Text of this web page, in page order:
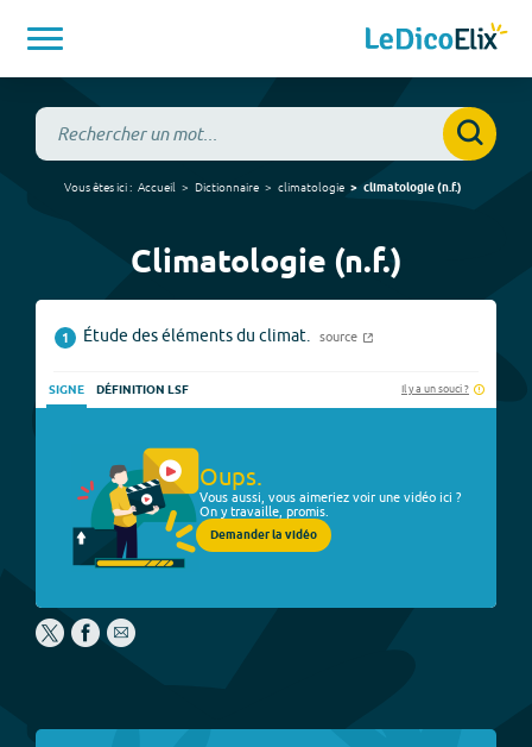
Vous êtes ici : Accueil Dictionnaire climatologie climatologie(n.f.)
Climatologie (n.f.)
1 Étude des éléments du climat. source
SIGNE DÉFINITION LSF Il y a un souci ?
Oups.
Vous aussi, vous aimeriez voir une vidéo ici ?
On y travaille, promis.
Demander la vidéo